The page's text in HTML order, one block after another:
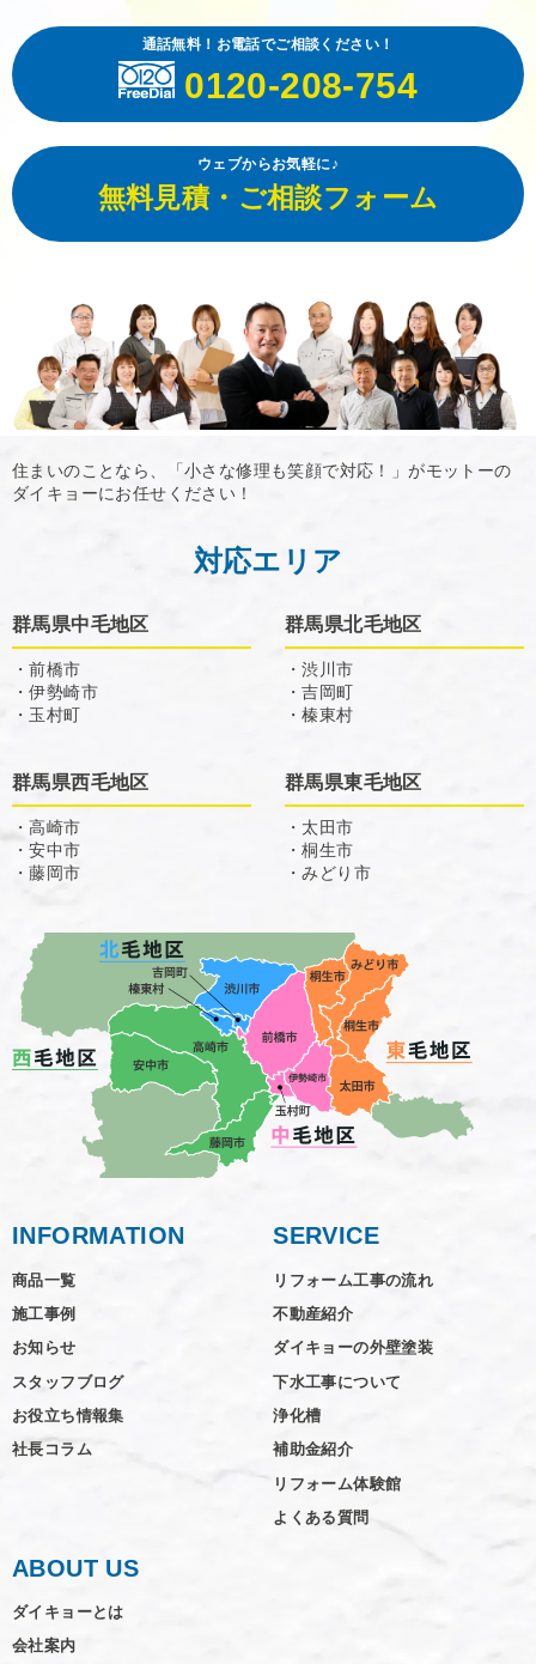
通話無料！お電話でご相談ください！
0120-208-754
ウェブからお気軽に♪
無料見積・ご相談フォーム
住まいのことなら、「小さな修理も笑顔で対応！」がモットーの
ダイキョーにお任せください！
対応エリア
群馬県中毛地区
・前橋市
・伊勢崎市
・玉村町
群馬県北毛地区
・渋川市
・吉岡町
・榛東村
群馬県西毛地区
・高崎市
・安中市
・藤岡市
群馬県東毛地区
・太田市
・桐生市
・みどり市
INFORMATION
商品一覧
施工事例
お知らせ
スタッフブログ
お役立ち情報集
社長コラム
SERVICE
リフォーム工事の流れ
不動産紹介
ダイキョーの外壁塗装
下水工事について
浄化槽
補助金紹介
リフォーム体験館
よくある質問
ABOUT US
ダイキョーとは
会社案内